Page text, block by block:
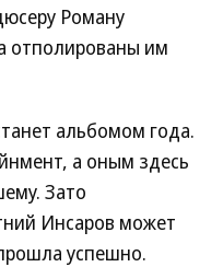
Роману
отполированы им
альбомом года.
а оным здесь
Зато
Инсаров может
успешно.